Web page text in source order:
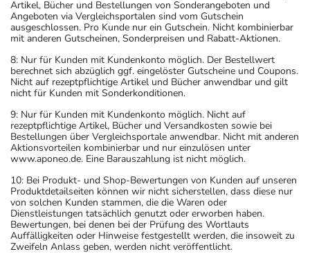
Artikel, Bücher und Bestellungen von Sonderangeboten und
Angeboten via Vergleichsportalen sind vom Gutschein
ausgeschlossen. Pro Kunde nur ein Gutschein. Nicht kombinierbar
mit anderen Gutscheinen, Sonderpreisen und Rabatt-Aktionen.
8: Nur für Kunden mit Kundenkonto möglich. Der Bestellwert
berechnet sich abzüglich ggf. eingelöster Gutscheine und Coupons.
Nicht auf rezeptpflichtige Artikel und Bücher anwendbar und gilt
nicht für Kunden mit Sonderkonditionen.
9: Nur für Kunden mit Kundenkonto möglich. Nicht auf
rezeptpflichtige Artikel, Bücher und Versandkosten sowie bei
Bestellungen über Vergleichsportale anwendbar. Nicht mit anderen
Aktionsvorteilen kombinierbar und nur einzulösen unter
www.aponeo.de. Eine Barauszahlung ist nicht möglich.
10: Bei Produkt- und Shop-Bewertungen von Kunden auf unseren
Produktdetailseiten können wir nicht sicherstellen, dass diese nur
von solchen Kunden stammen, die die Waren oder
Dienstleistungen tatsächlich genutzt oder erworben haben.
Bewertungen, bei denen bei der Prüfung des Wortlauts
Auffälligkeiten oder Hinweise festgestellt werden, die insoweit zu
Zweifeln Anlass geben, werden nicht veröffentlicht.